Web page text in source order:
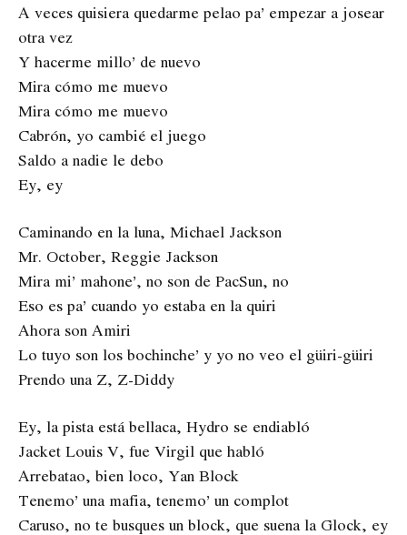
A veces quisiera quedarme pelao pa’ empezar a josear
otra vez
Y hacerme millo’ de nuevo
Mira cómo me muevo
Mira cómo me muevo
Cabrón, yo cambié el juego
Saldo a nadie le debo
Ey, ey
Caminando en la luna, Michael Jackson
Mr. October, Reggie Jackson
Mira mi’ mahone’, no son de PacSun, no
Eso es pa’ cuando yo estaba en la quiri
Ahora son Amiri
Lo tuyo son los bochinche’ y yo no veo el güiri-güiri
Prendo una Z, Z-Diddy
Ey, la pista está bellaca, Hydro se endiabló
Jacket Louis V, fue Virgil que habló
Arrebatao, bien loco, Yan Block
Tenemo’ una mafia, tenemo’ un complot
Caruso, no te busques un block, que suena la Glock, ey